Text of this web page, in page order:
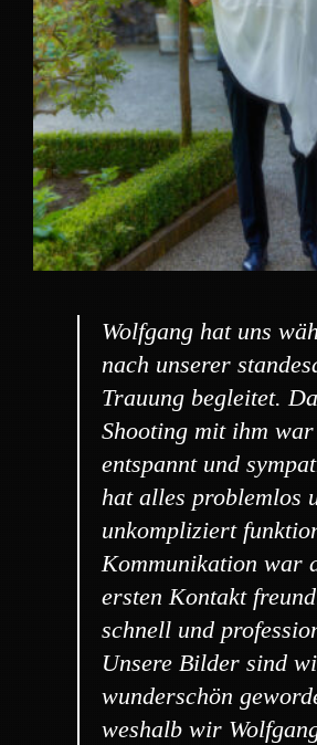
Wolfgang hat uns
nach unserer
Trauung begleitet.
Shooting mit ihm
entspannt und
hat alles problemlos
unkompliziert
Kommunikation war
ersten Kontakt
schnell und
Unsere Bilder sind
wunderschön
weshalb wir